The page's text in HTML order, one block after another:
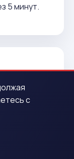
5 минут.
до
с